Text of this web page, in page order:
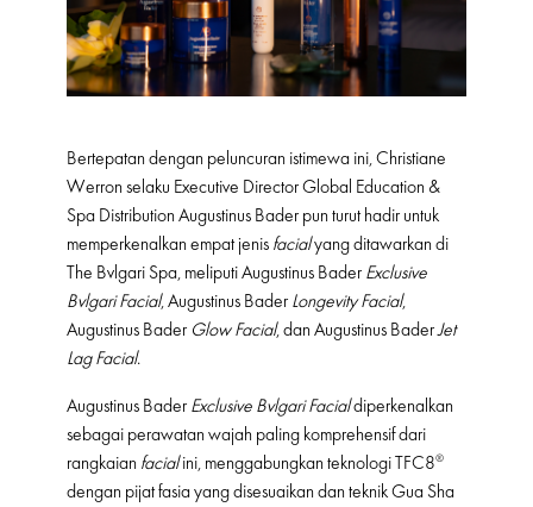
Bertepatan dengan peluncuran istimewa ini, Christiane
Werron selaku Executive Director Global Education &
Spa Distribution Augustinus Bader pun turut hadir untuk
memperkenalkan empat jenis facialyang ditawarkan di
The Bvlgari Spa, meliputi Augustinus Bader Exclusive
Bvlgari Facial, Augustinus Bader Longevity Facial,
Augustinus Bader Glow Facial, dan Augustinus BaderJet
Lag Facial.
Augustinus Bader Exclusive Bvlgari Facialdiperkenalkan
sebagai perawatan wajah paling komprehensif dari
rangkaian facialini, menggabungkan teknologi TFC8®
dengan pijat fasia yang disesuaikan dan teknik Gua Sha